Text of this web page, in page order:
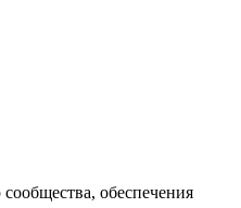
обеспечения